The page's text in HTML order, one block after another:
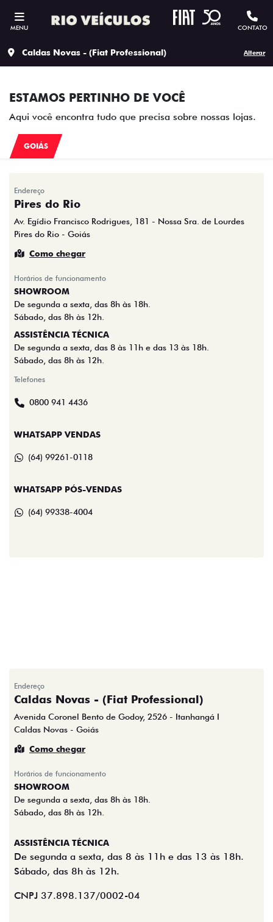
MENU CONTATO
Caldas Novas - (Fiat Professional) Alterar
ESTAMOS PERTINHO DE VOCÊ
Aqui você encontra tudo que precisa sobre nossas lojas.
GOIÁS
Endereço
Pires do Rio
Av. Egídio Francisco Rodrigues, 181 - Nossa Sra. de Lourdes
Pires do Rio - Goiás
Como chegar
Horários de funcionamento
SHOWROOM
De segunda a sexta, das 8h às 18h.
Sábado, das 8h às 12h.
ASSISTÊNCIA TÉCNICA
De segunda a sexta, das 8 às 11h e das 13 às 18h.
Sábado, das 8h às 12h.
Telefones
0800 941 4436
WHATSAPP VENDAS
(64) 99261-0118
WHATSAPP PÓS-VENDAS
(64) 99338-4004
Endereço
Caldas Novas - (Fiat Professional)
Avenida Coronel Bento de Godoy, 2526 - Itanhangá I
Caldas Novas - Goiás
Como chegar
Horários de funcionamento
SHOWROOM
De segunda a sexta, das 8h às 18h.
Sábado, das 8h às 12h.
ASSISTÊNCIA TÉCNICA
De segunda a sexta, das 8 às 11h e das 13 às 18h.
Sábado, das 8h às 12h.
CNPJ 37.898.137/0002-04